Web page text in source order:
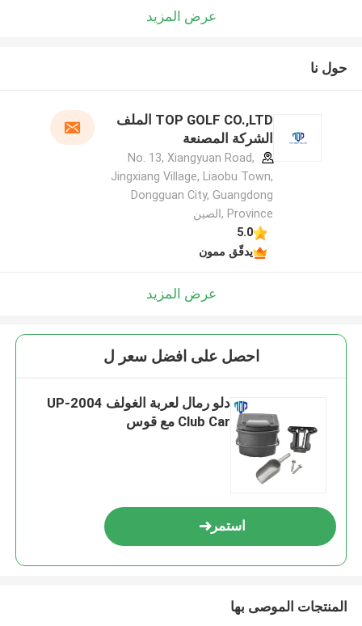
عرض المزيد
حول نا
TOP GOLF CO.,LTD الملف
الشركة المصنعة
No. 13, Xiangyuan Road,
Jingxiang Village, Liaobu Town,
Dongguan City, Guangdong
Province ,الصين
5.0
يدقّق ممون
عرض المزيد
احصل على افضل سعر ل
دلو رمال لعربة الغولف 2004-UP
Club Car مع قوس
استمر
المنتجات الموصى بها